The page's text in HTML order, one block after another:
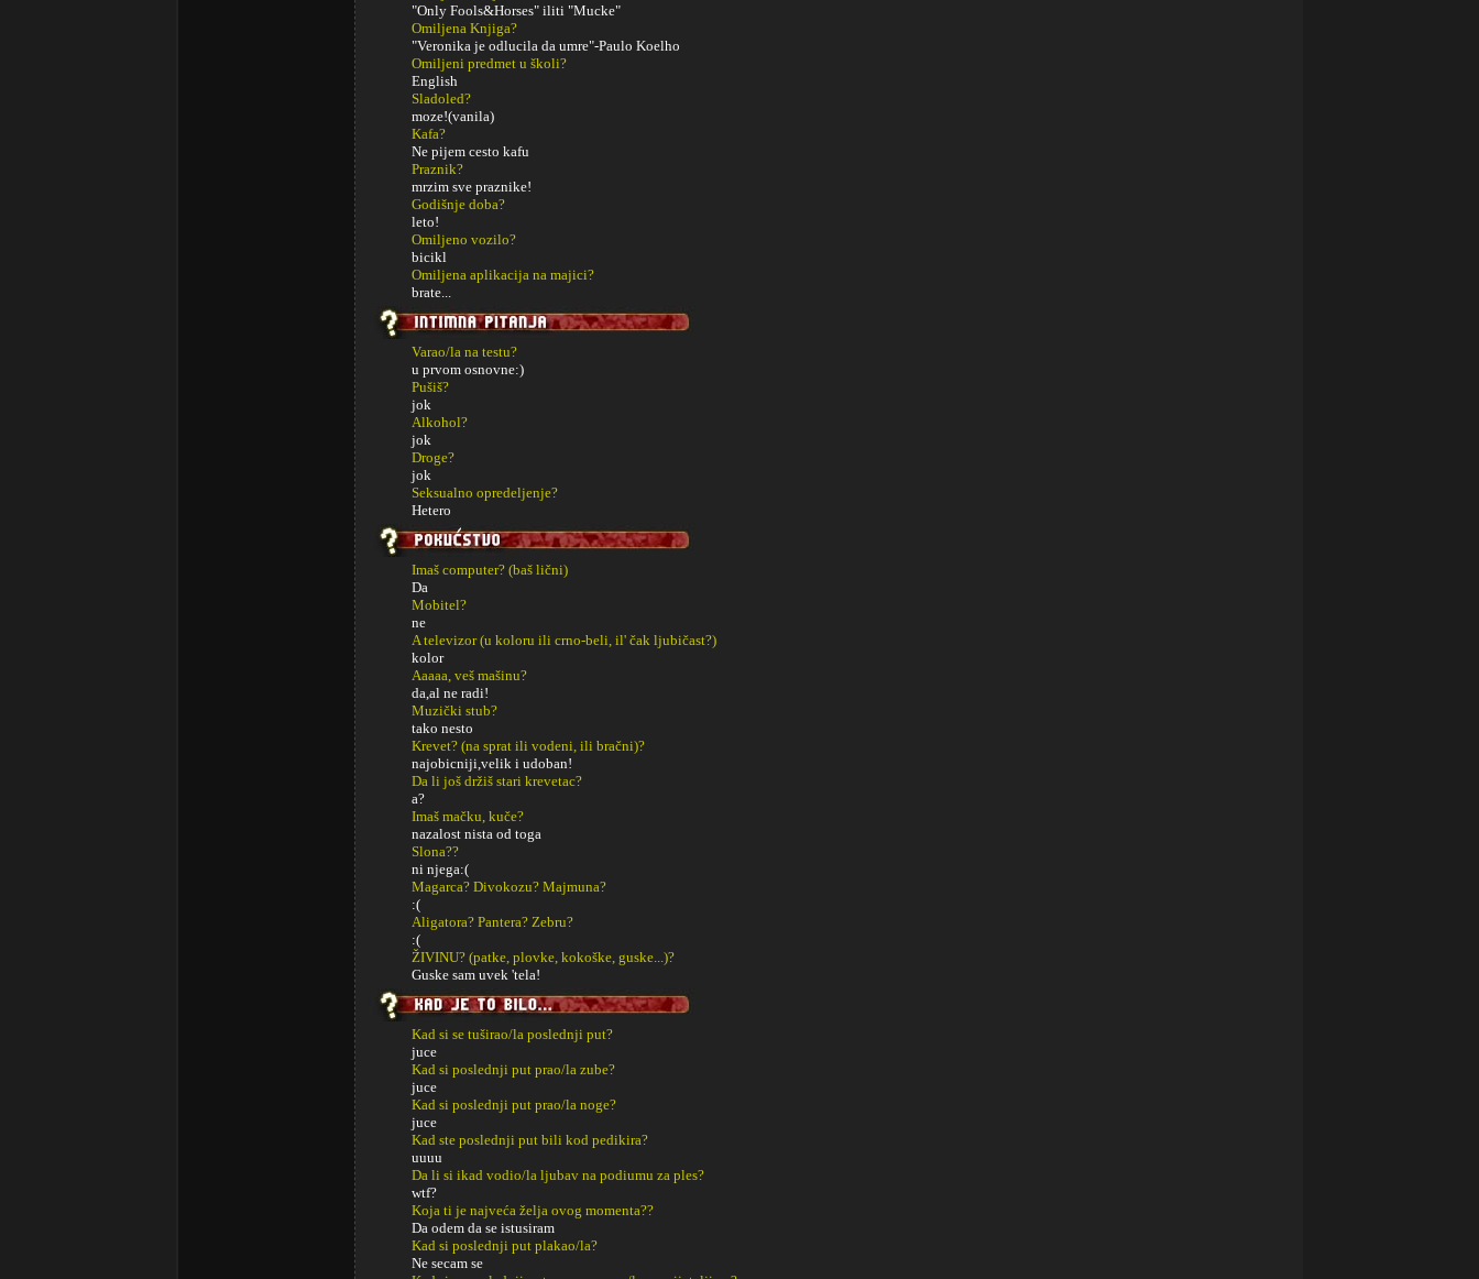
"Only Fools&Horses" iliti "Mucke"
Omiljena Knjiga?
"Veronika je odlucila da umre"-Paulo Koelho
Omiljeni predmet u školi?
English
Sladoled?
moze!(vanila)
Kafa?
Ne pijem cesto kafu
Praznik?
mrzim sve praznike!
Godišnje doba?
leto!
Omiljeno vozilo?
bicikl
Omiljena aplikacija na majici?
brate...
Varao/la na testu?
u prvom osnovne:)
Pušiš?
jok
Alkohol?
jok
Droge?
jok
Seksualno opredeljenje?
Hetero
Imaš computer? (baš lični)
Da
Mobitel?
ne
A televizor (u koloru ili crno-beli, il' čak ljubičast?)
kolor
Aaaaa, veš mašinu?
da,al ne radi!
Muzički stub?
tako nesto
Krevet? (na sprat ili vodeni, ili bračni)?
najobicniji,velik i udoban!
Da li još držiš stari krevetac?
a?
Imaš mačku, kuče?
nazalost nista od toga
Slona??
ni njega:(
Magarca? Divokozu? Majmuna?
:(
Aligatora? Pantera? Zebru?
:(
ŽIVINU? (patke, plovke, kokoške, guske...)?
Guske sam uvek 'tela!
Kad si se tuširao/la poslednji put?
juce
Kad si poslednji put prao/la zube?
juce
Kad si poslednji put prao/la noge?
juce
Kad ste poslednji put bili kod pedikira?
uuuu
Da li si ikad vodio/la ljubav na podiumu za ples?
wtf?
Koja ti je najveća želja ovog momenta??
Da odem da se istusiram
Kad si poslednji put plakao/la?
Ne secam se